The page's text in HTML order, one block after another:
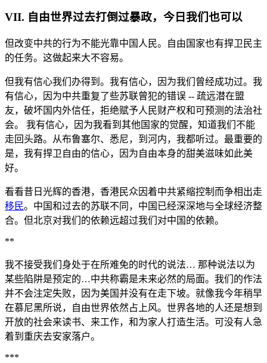
VII. 自由世界过去打倒过暴政，今日我们也可以
但改变中共的行为不能光靠中国人民。自由国家也有捍卫民主
的任务。这做起来大不容易。
但我有信心我们办得到。我有信心，因为我们曾经成功过。我
有信心，因为中共重复了些苏联曾犯的错误 -- 疏远潜在盟
友，破坏国内外信任，拒绝赋予人民财产权和可预测的法治社
会。 我有信心，因为我看到其他国家的觉醒，知道我们不能
走回头路。从布鲁塞尔、悉尼，到河内，我都听过。最重要的
是，我有捍卫自由的信心，因为自由本身的甜美滋味如此美
好。
看看昔日光辉的香港，香港民众因着中共紧缩控制而争相出走
移民。中国和过去的苏联不同，中国已经深深地与全球经济整
合。但北京对我们的依赖远超过我们对中国的依赖。
**
我不接受我们身处于在所难免的时代的说法… 那种说法以为
某些陷阱是预定的…中共称霸是未来必然的局面。我们的作法
并不会注定失败，因为美国并没有在走下坡。就像我今年稍早
在慕尼黑所说，自由世界依然占上风。世界各地的人还是想到
开放的社会来读书、来工作，和为家人打造生活。可没有人急
着到重庆去安家落户。
***